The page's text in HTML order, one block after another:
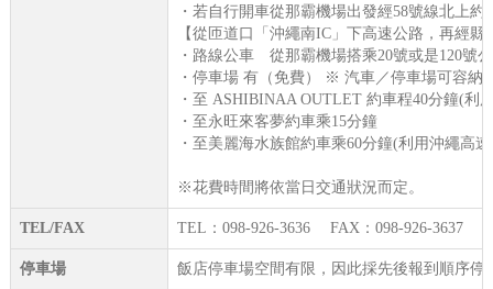
・若自行開車從那霸機場出發經58號線北上約
【從匝道口「沖繩南IC」下高速公路，再經
・路線公車 從那霸機場搭乘20號或是120號
・停車場 有（免費） ※ 汽車／停車場可容納
・至 ASHIBINAA OUTLET 約車程40分鐘(利
・至永旺來客夢約車乘15分鐘
・至美麗海水族館約車乘60分鐘(利用沖繩高
※花費時間將依當日交通狀況而定。
TEL/FAX TEL：098-926-3636 FAX：098-926-3637
停車場 飯店停車場空間有限，因此採先後報到順序